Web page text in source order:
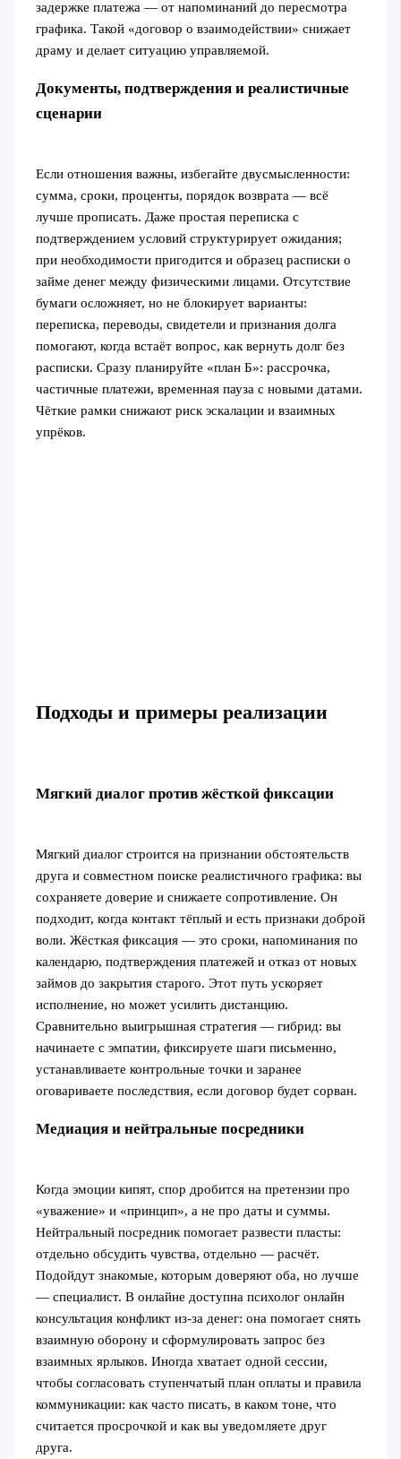
задержке платежа — от напоминаний до пересмотра
графика. Такой «договор о взаимодействии» снижает
драму и делает ситуацию управляемой.
Документы, подтверждения и реалистичные
сценарии
Если отношения важны, избегайте двусмысленности:
сумма, сроки, проценты, порядок возврата — всё
лучше прописать. Даже простая переписка с
подтверждением условий структурирует ожидания;
при необходимости пригодится и образец расписки о
займе денег между физическими лицами. Отсутствие
бумаги осложняет, но не блокирует варианты:
переписка, переводы, свидетели и признания долга
помогают, когда встаёт вопрос, как вернуть долг без
расписки. Сразу планируйте «план Б»: рассрочка,
частичные платежи, временная пауза с новыми датами.
Чёткие рамки снижают риск эскалации и взаимных
упрёков.
Подходы и примеры реализации
Мягкий диалог против жёсткой фиксации
Мягкий диалог строится на признании обстоятельств
друга и совместном поиске реалистичного графика: вы
сохраняете доверие и снижаете сопротивление. Он
подходит, когда контакт тёплый и есть признаки доброй
воли. Жёсткая фиксация — это сроки, напоминания по
календарю, подтверждения платежей и отказ от новых
займов до закрытия старого. Этот путь ускоряет
исполнение, но может усилить дистанцию.
Сравнительно выигрышная стратегия — гибрид: вы
начинаете с эмпатии, фиксируете шаги письменно,
устанавливаете контрольные точки и заранее
оговариваете последствия, если договор будет сорван.
Медиация и нейтральные посредники
Когда эмоции кипят, спор дробится на претензии про
«уважение» и «принцип», а не про даты и суммы.
Нейтральный посредник помогает развести пласты:
отдельно обсудить чувства, отдельно — расчёт.
Подойдут знакомые, которым доверяют оба, но лучше
— специалист. В онлайне доступна психолог онлайн
консультация конфликт из-за денег: она помогает снять
взаимную оборону и сформулировать запрос без
взаимных ярлыков. Иногда хватает одной сессии,
чтобы согласовать ступенчатый план оплаты и правила
коммуникации: как часто писать, в каком тоне, что
считается просрочкой и как вы уведомляете друг
друга.